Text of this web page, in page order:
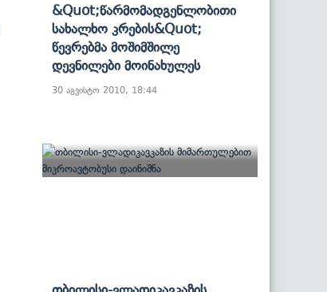
&quot;წარმომადგენლობითი
Სახალხო Კრების&quot;
Წევრებმა Მოშიმშილე
Დევნილები Მოინახულეს
30 აგვისტო 2010, 18:44